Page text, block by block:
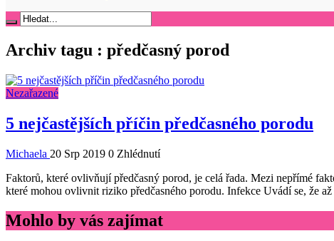
Archiv tagu : předčasný porod
Nezařazené
5 nejčastějších příčin předčasného porodu
Michaela 20 Srp 2019 0 Zhlédnutí
Faktorů, které ovlivňují předčasný porod, je celá řada. Mezi nepřímé
které mohou ovlivnit riziko předčasného porodu. Infekce Uvádí se, že
Mohlo by vás zajímat